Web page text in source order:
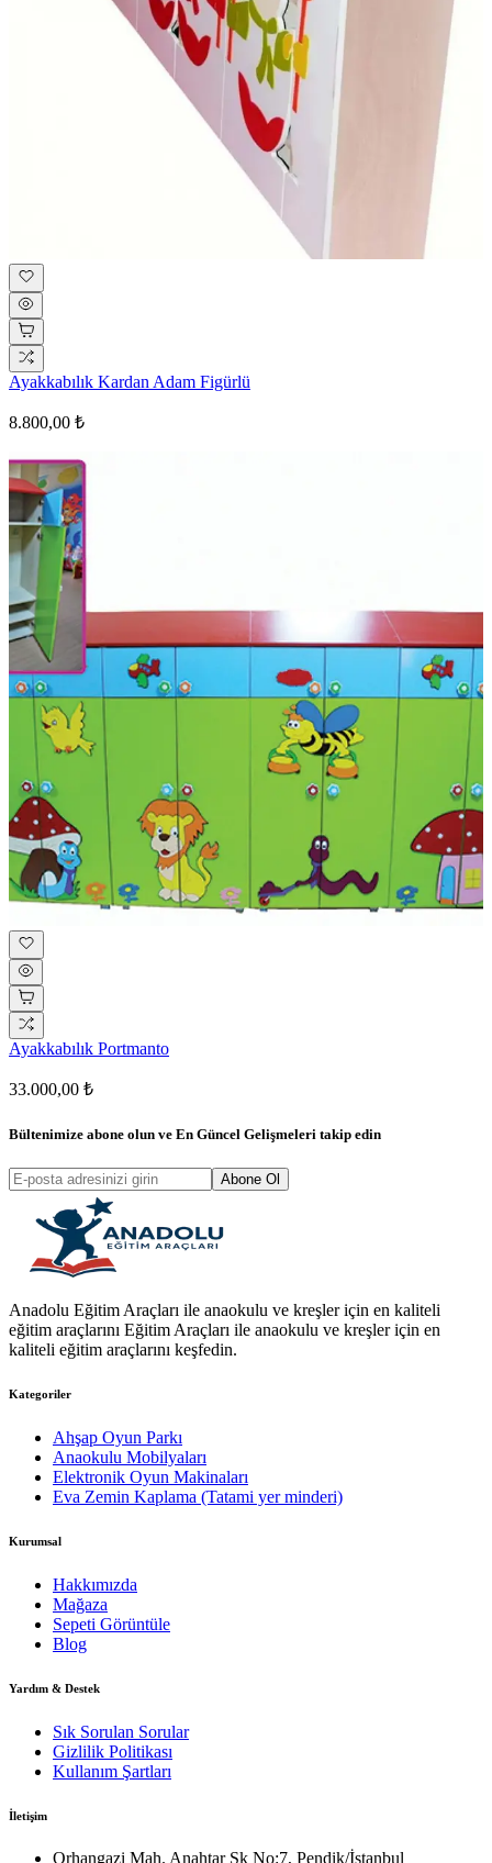
Ayakkabılık Kardan Adam Figürlü
8.800,00 ₺
Ayakkabılık Portmanto
33.000,00 ₺
Bültenimize abone olun ve En Güncel Gelişmeleri takip edin
Abone Ol
Anadolu Eğitim Araçları ile anaokulu ve kreşler için en kaliteli
eğitim araçlarını Eğitim Araçları ile anaokulu ve kreşler için en
kaliteli eğitim araçlarını keşfedin.
Kategoriler
Ahşap Oyun Parkı
Anaokulu Mobilyaları
Elektronik Oyun Makinaları
Eva Zemin Kaplama (Tatami yer minderi)
Kurumsal
Hakkımızda
Mağaza
Sepeti Görüntüle
Blog
Yardım & Destek
Sık Sorulan Sorular
Gizlilik Politikası
Kullanım Şartları
İletişim
Orhangazi Mah. Anahtar Sk No:7, Pendik/İstanbul